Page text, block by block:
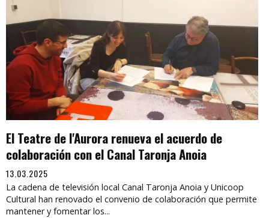
El Teatre de l'Aurora renueva el acuerdo de
colaboración con el Canal Taronja Anoia
13.03.2025
La cadena de televisión local Canal Taronja Anoia y Unicoop
Cultural han renovado el convenio de colaboración que permite
mantener y fomentar los...